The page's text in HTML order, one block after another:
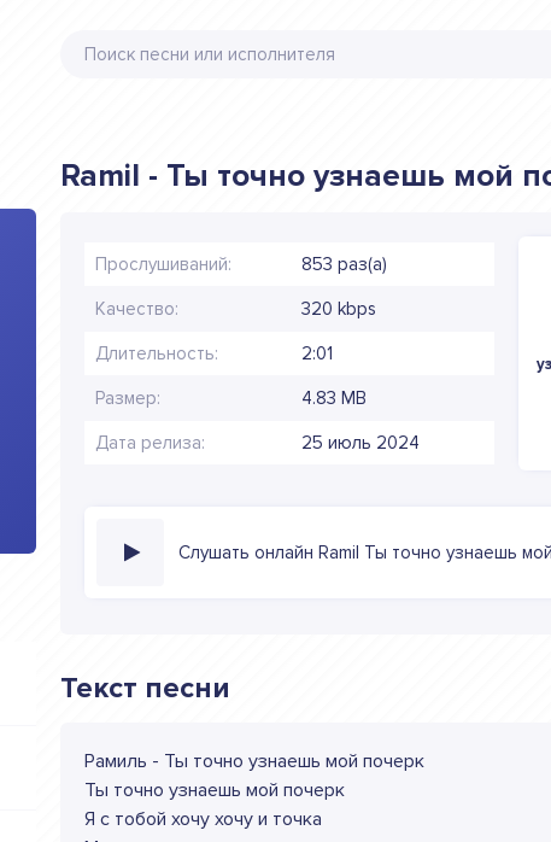
Ramil - Ты точно узнаешь мой
Прослушиваний: 853 раз(а)
Качество: 320 kbps
Длительность: 2:01
Размер: 4.83 MB
Дата релиза: 25 июль 2024
Слушать онлайн Ramil Ты точно узнаешь
Текст песни
Рамиль - Ты точно узнаешь мой почерк
Ты точно узнаешь мой почерк
Я с тобой хочу хочу и точка